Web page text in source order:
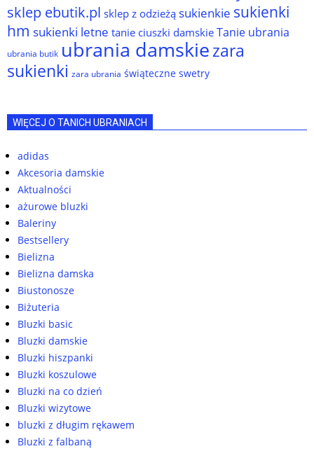
sklep ebutik.pl sklep z odzieżą sukienkie sukienki
hm sukienki letne tanie ciuszki damskie Tanie ubrania
ubrania butik ubrania damskiezara
sukienki zara ubrania świąteczne swetry
WIĘCEJ O TANICH UBRANIACH
adidas
Akcesoria damskie
Aktualności
ażurowe bluzki
Baleriny
Bestsellery
Bielizna
Bielizna damska
Biustonosze
Biżuteria
Bluzki basic
Bluzki damskie
Bluzki hiszpanki
Bluzki koszulowe
Bluzki na co dzień
Bluzki wizytowe
bluzki z długim rękawem
Bluzki z falbaną